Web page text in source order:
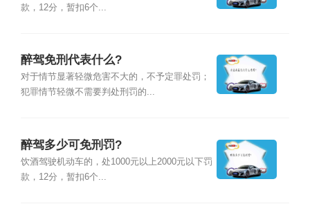
款，12分，暂扣6个...
醉驾免刑代表什么?
对于情节显著轻微危害不大的，不予定罪处罚；
犯罪情节轻微不需要判处刑罚的...
醉驾多少可免刑罚?
饮酒驾驶机动车的，处1000元以上2000元以下罚
款，12分，暂扣6个...